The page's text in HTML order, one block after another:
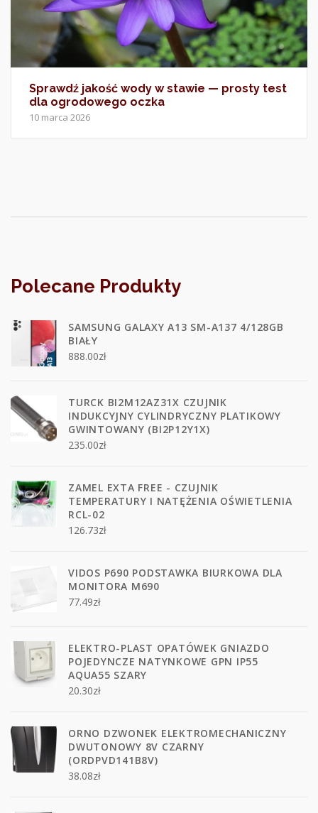
Sprawdź jakość wody w stawie — prosty test
dla ogrodowego oczka
10 marca 2026
Polecane Produkty
SAMSUNG GALAXY A13 SM-A137 4/128GB
BIAŁY
888.00zł
TURCK BI2M12AZ31X CZUJNIK
INDUKCYJNY CYLINDRYCZNY PLATIKOWY
GWINTOWANY (BI2P12Y1X)
235.00zł
ZAMEL EXTA FREE - CZUJNIK
TEMPERATURY I NATĘŻENIA OŚWIETLENIA
RCL-02
126.73zł
VIDOS P690 PODSTAWKA BIURKOWA DLA
MONITORA M690
77.49zł
ELEKTRO-PLAST OPATÓWEK GNIAZDO
POJEDYNCZE NATYNKOWE GPN IP55
AQUA55 SZARY
20.30zł
ORNO DZWONEK ELEKTROMECHANICZNY
DWUTONOWY 8V CZARNY
(ORDPVD141B8V)
38.08zł